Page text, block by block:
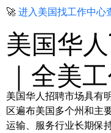
🚀 进入美国找工作中心
美国华
｜全美
美国华人招聘市场具有
区遍布美国多个州和主
运输、服务行业长期保